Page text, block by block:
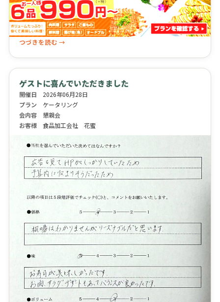
つづきを読む →
ゲストに喜んでいただきました
開催日
2026年06月28日
プラン
ケータリング
会内容
懇親会
お客様
食品加工会社 花蜜